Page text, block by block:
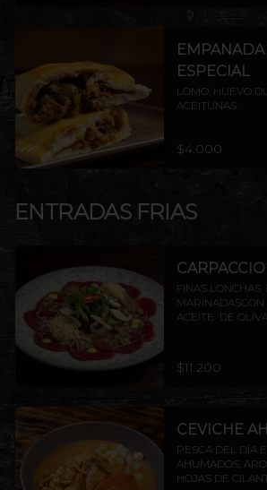
ESPECIAL
LOMO, HUEVO
ACEITUNAS.
$4.000
ENTRADAS FRIAS
FINAS LONCHAS
ACEITE  DE
TERMINADO
PIMIENTA
$11.200
CEVICHE
PESCA DEL DÍA
AHUMADOS,
HOJAS DE